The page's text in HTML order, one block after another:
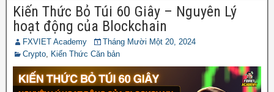
Kiến Thức Bỏ Túi 60 Giây – Nguyên Lý
hoạt động của Blockchain
FXVIET Academy
Tháng Mười Một 20, 2024
Crypto
Kiến Thức Căn bản